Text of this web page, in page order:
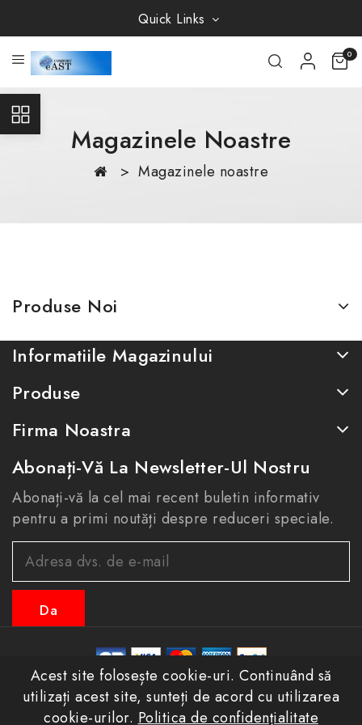
Quick Links
0
Magazinele Noastre
Magazinele noastre
Produse Noi
Informatiile Magazinului
Produse
Firma Noastra
Abonați-Vă La Newsletter-Ul Nostru
Abonați-vă la cel mai recent buletin informativ
pentru a primi noutăți despre reduceri speciale.
Acest site folosește cookie-uri. Continuând să
utilizați acest site, sunteți de acord cu utilizarea
cookie-urilor. Politica de confidențialitate
© 2026 - eastconfort.ro toate drepturile rezervate